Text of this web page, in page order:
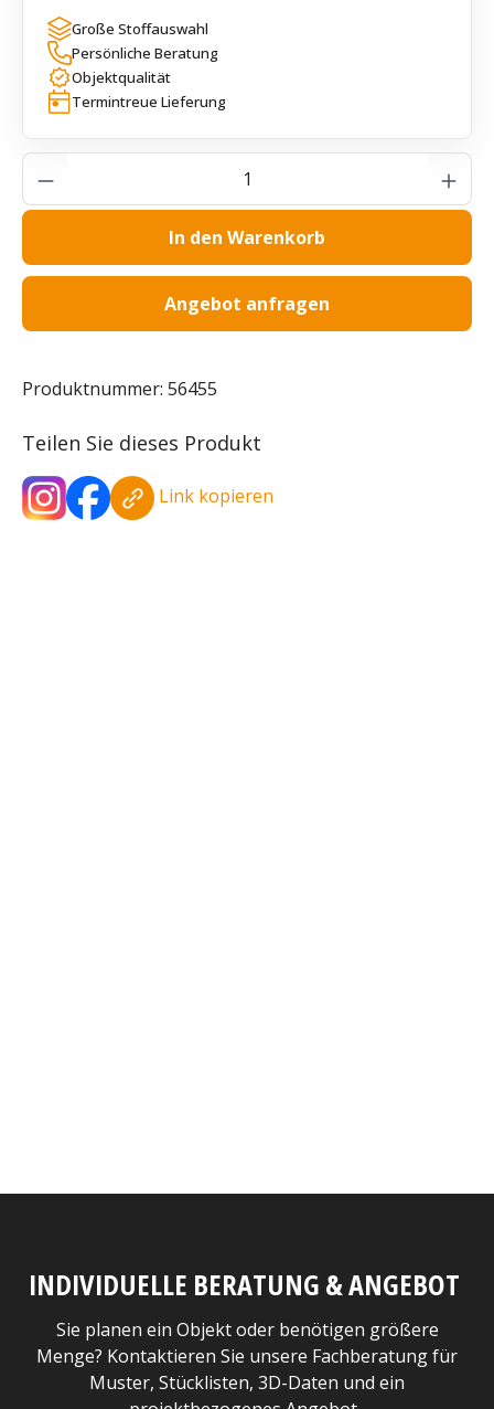
Große Stoffauswahl
Persönliche Beratung
Objektqualität
Termintreue Lieferung
Produkt Anzahl: Gib den gewünschten
In den Warenkorb
Angebot anfragen
Produktnummer: 56455
Teilen Sie dieses Produkt
Link kopieren
INDIVIDUELLE BERATUNG & ANGEBOT
Sie planen ein Objekt oder benötigen größere
Menge? Kontaktieren Sie unsere Fachberatung für
Muster, Stücklisten, 3D-Daten und ein